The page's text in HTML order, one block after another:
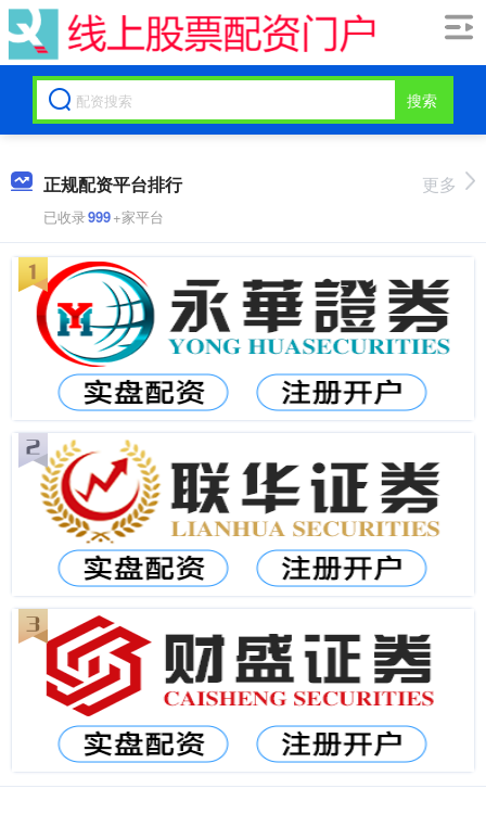
搜索
正规配资平台排行
已收录999+家平台
更多